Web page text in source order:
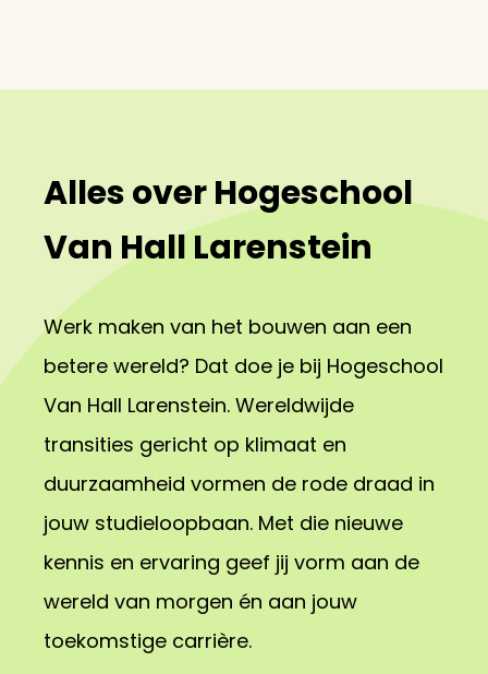
Alles over Hogeschool
Van Hall Larenstein
Werk maken van het bouwen aan een
betere wereld? Dat doe je bij Hogeschool
Van Hall Larenstein. Wereldwijde
transities gericht op klimaat en
duurzaamheid vormen de rode draad in
jouw studieloopbaan. Met die nieuwe
kennis en ervaring geef jij vorm aan de
wereld van morgen én aan jouw
toekomstige carrière.